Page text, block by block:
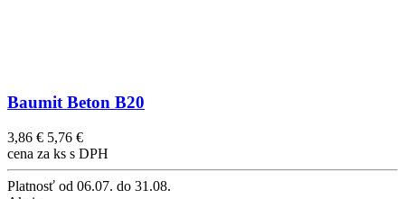
Baumit Beton B20
3,86 € 5,76 €
cena za ks s DPH
Platnosť od 06.07. do 31.08.